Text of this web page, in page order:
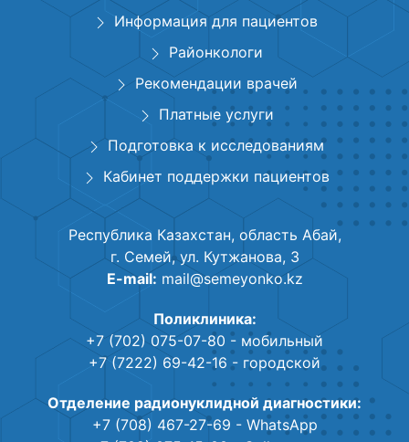
Информация для пациентов
Районкологи
Рекомендации врачей
Платные услуги
Подготовка к исследованиям
Кабинет поддержки пациентов
Республика Казахстан, область Абай,
г. Семей, ул. Кутжанова, 3
E-mail: mail@semeyonko.kz
Поликлиника:
+7 (702) 075-07-80 - мобильный
+7 (7222) 69-42-16 - городской
Отделение радионуклидной диагностики:
+7 (708) 467-27-69 - WhatsApp